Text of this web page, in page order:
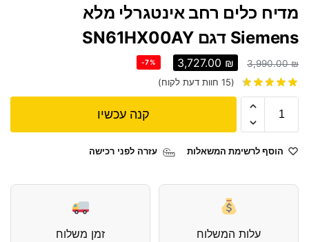
מדיח כלים ‏רחב אינטגרלי מלא
Siemens דגם SN61HX00AY
3,990.00₪
3,727.00 ₪
-7%
(
15 חוות דעת לקוח)
קנה עכשיו
הוסף לרשימת המשאלות עזרה לפני רכישה
עלות המשלוח
זמן משלוח